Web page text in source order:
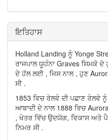
ਇਤਿਹਾਸ
Holland Landing ਨੂੰ Yonge
ਰਾਜਪਾਲ ਯੂਹੰਨਾ Graves ਸਿਮਕੋ
ਦੇ ਹੱਲ ਲਈ , ਜਿਸ ਨਾਲ , ਹੁਣ
ਸੀ .
1853 ਵਿਚ ਰੇਲਵੇ ਦੀ ਪਛਾਣ ਰੇਲਵੇ
ਆਬਾਦੀ ਦੇ ਨਾਲ 1888 ਵਿਚ
, ਖੇਤਰ ਵਿੱਚ ਉਦਯੋਗ, ਵਿਕਾਸ ਅਤੇ
ਨਿਮਰ ਸੀ .